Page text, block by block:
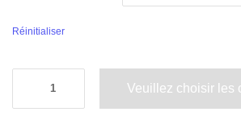
Réinitialiser
Veuillez choisir les